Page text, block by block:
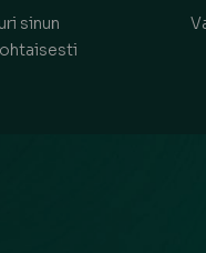
sinun